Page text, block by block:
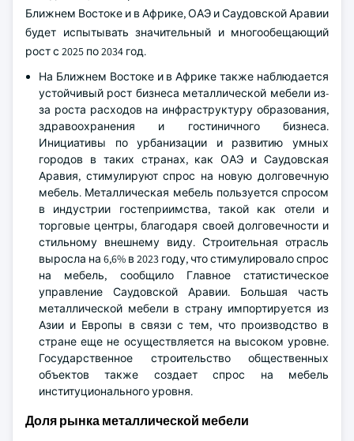
Ближнем Востоке и в Африке, ОАЭ и Саудовской Аравии
будет испытывать значительный и многообещающий
рост с 2025 по 2034 год.
На Ближнем Востоке и в Африке также наблюдается
устойчивый рост бизнеса металлической мебели из-
за роста расходов на инфраструктуру образования,
здравоохранения и гостиничного бизнеса.
Инициативы по урбанизации и развитию умных
городов в таких странах, как ОАЭ и Саудовская
Аравия, стимулируют спрос на новую долговечную
мебель. Металлическая мебель пользуется спросом
в индустрии гостеприимства, такой как отели и
торговые центры, благодаря своей долговечности и
стильному внешнему виду. Строительная отрасль
выросла на 6,6% в 2023 году, что стимулировало спрос
на мебель, сообщило Главное статистическое
управление Саудовской Аравии. Большая часть
металлической мебели в страну импортируется из
Азии и Европы в связи с тем, что производство в
стране еще не осуществляется на высоком уровне.
Государственное строительство общественных
объектов также создает спрос на мебель
институционального уровня.
Доля рынка металлической мебели